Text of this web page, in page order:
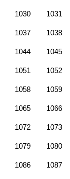
1030 1031
1037 1038
1044 1045
1051 1052
1058 1059
1065 1066
1072 1073
1079 1080
1086 1087